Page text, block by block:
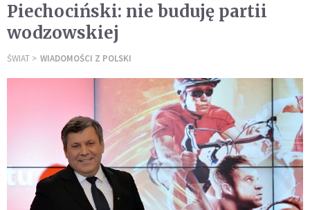
Piechociński: nie buduję partii
wodzowskiej
ŚWIAT WIADOMOŚCI Z POLSKI